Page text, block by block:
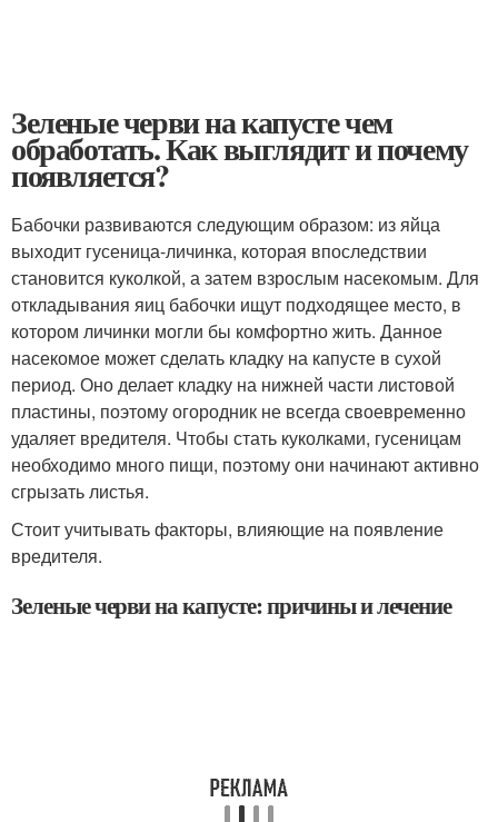
Зеленые черви на капусте чем
обработать. Как выглядит и почему
появляется?
Бабочки развиваются следующим образом: из яйца
выходит гусеница-личинка, которая впоследствии
становится куколкой, а затем взрослым насекомым. Для
откладывания яиц бабочки ищут подходящее место, в
котором личинки могли бы комфортно жить. Данное
насекомое может сделать кладку на капусте в сухой
период. Оно делает кладку на нижней части листовой
пластины, поэтому огородник не всегда своевременно
удаляет вредителя. Чтобы стать куколками, гусеницам
необходимо много пищи, поэтому они начинают активно
сгрызать листья.
Стоит учитывать факторы, влияющие на появление
вредителя.
Зеленые черви на капусте: причины и лечение